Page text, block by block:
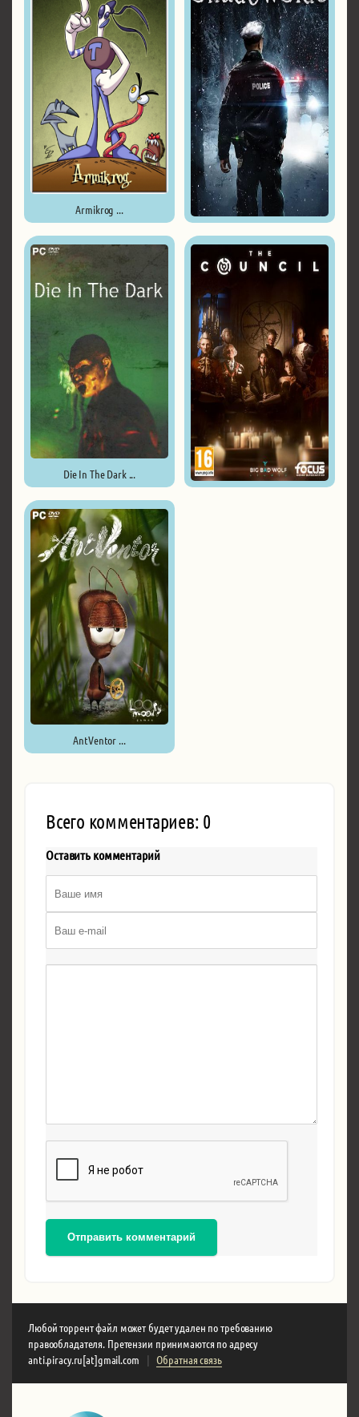
Armikrog ...
Die In The Dark ...
AntVentor ...
Всего комментариев: 0
Оставить комментарий
Отправить комментарий
Любой торрент файл может будет удален по требованию
правообладателя. Претензии принимаются по адресу
anti.piracy.ru[at]gmail.com
| Обратная связь